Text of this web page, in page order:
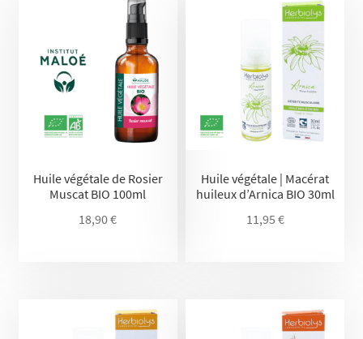
Huile végétale de Rosier
Muscat BIO 100ml
18,90€
Huile végétale | Macérat
huileux d’Arnica BIO 30ml
11,95 €